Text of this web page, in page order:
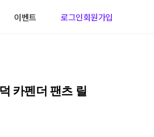
이벤트 로그인회원가입
카펜더 팬츠 릴